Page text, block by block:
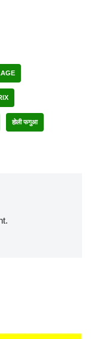
होली फगुआ